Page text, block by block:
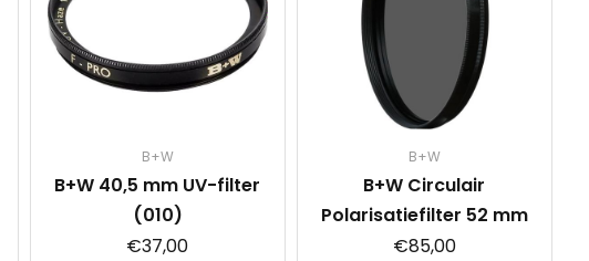
B+W
B+W 40,5 mm UV-filter
(010)
€37,00
B+W
B+W Circulair
Polarisatiefilter 52 mm
€85,00